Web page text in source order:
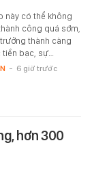
này có thể không
công quá sớm,
thành càng
bạc, sự…
- 6 giờ trước
hơn 300